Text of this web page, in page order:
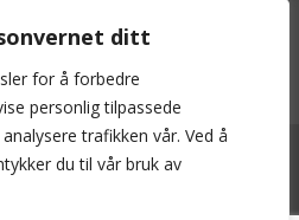
ditt
for å forbedre
personlig tilpassede
trafikken vår. Ved å
du til vår bruk av
er beskyttet av
er derav ikke tillatt uten skriftlig